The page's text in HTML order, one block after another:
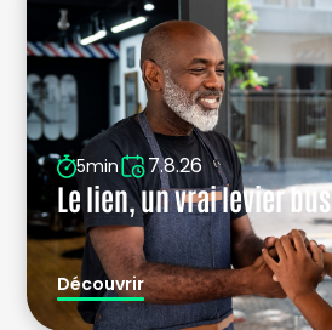
5min 7.8.26
Le lien, un vrai levier
Découvrir